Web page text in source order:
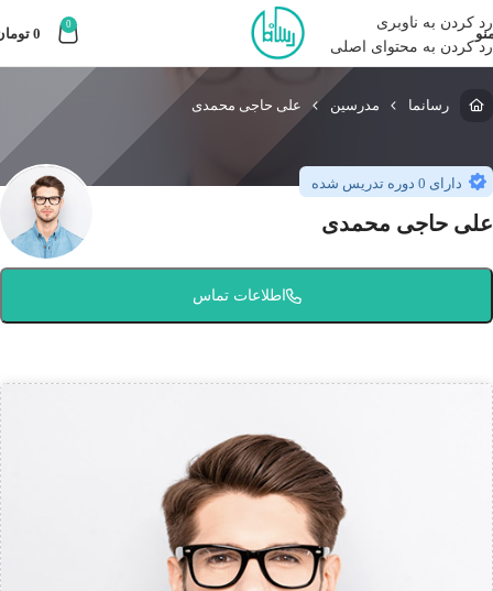
رد کردن به ناوبری
رد کردن به محتوای اصلی
0
0
رسانما مدرسین علی حاجی محمدی
دارای 0 دوره تدریس شده
علی حاجی محمدی
اطلاعات تماس